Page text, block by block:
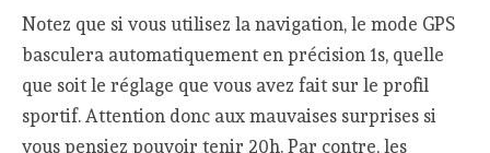
Notez que si vous utilisez la navigation, le mode GPS
basculera automatiquement en précision 1s, quelle
que soit le réglage que vous avez fait sur le profil
sportif. Attention donc aux mauvaises surprises si
vous pensiez pouvoir tenir 20h. Par contre, les